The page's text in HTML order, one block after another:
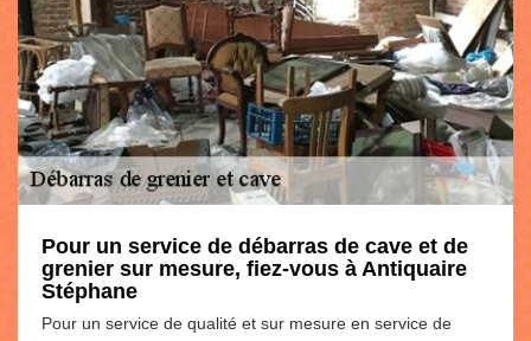
Pour un service de débarras de cave et de
grenier sur mesure, fiez-vous à Antiquaire
Stéphane
Pour un service de qualité et sur mesure en service de